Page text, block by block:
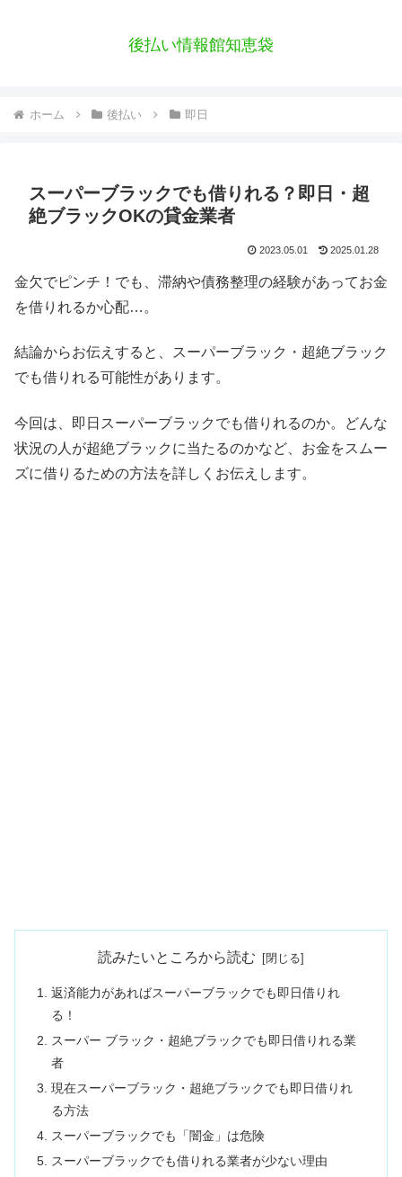
後払い情報館知恵袋
ホーム 後払い 即日
スーパーブラックでも借りれる？即日・超
絶ブラックOKの貸金業者
2023.05.01 2025.01.28
金欠でピンチ！でも、滞納や債務整理の経験があってお金
を借りれるか心配…。
結論からお伝えすると、スーパーブラック・超絶ブラック
でも借りれる可能性があります。
今回は、即日スーパーブラックでも借りれるのか。どんな
状況の人が超絶ブラックに当たるのかなど、お金をスムー
ズに借りるための方法を詳しくお伝えします。
読みたいところから読む
返済能力があればスーパーブラックでも即日借りれ
る！
スーパー ブラック・超絶ブラックでも即日借りれる業
者
現在スーパーブラック・超絶ブラックでも即日借りれ
る方法
スーパーブラックでも「闇金」は危険
スーパーブラックでも借りれる業者が少ない理由